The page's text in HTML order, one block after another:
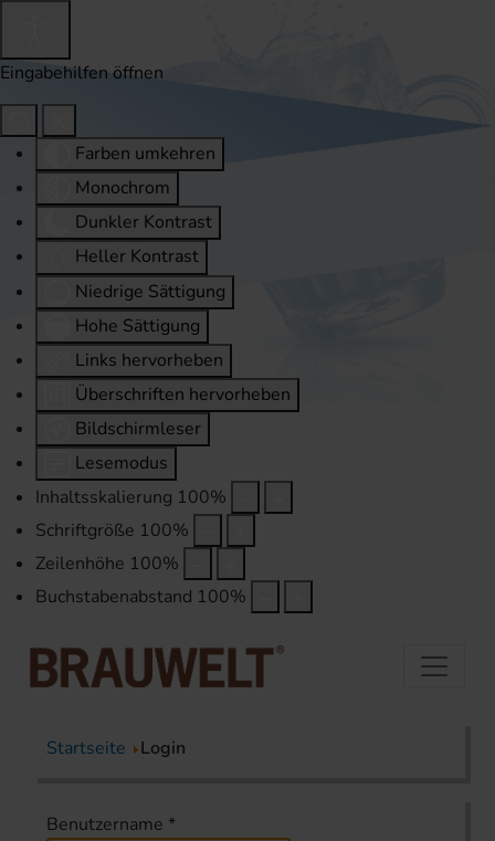
Eingabehilfen öffnen
Farben umkehren
Monochrom
Dunkler Kontrast
Heller Kontrast
Niedrige Sättigung
Hohe Sättigung
Links hervorheben
Überschriften hervorheben
Bildschirmleser
Lesemodus
Inhaltsskalierung 100%
Schriftgröße 100%
Zeilenhöhe 100%
Buchstabenabstand 100%
Startseite Login
Benutzername *